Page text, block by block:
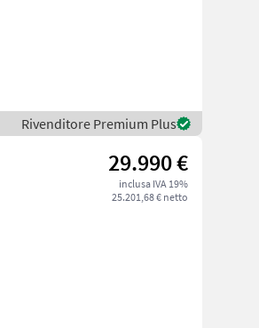
Rivenditore Premium Plus
29.990 €
inclusa IVA 19%
25.201,68 € netto